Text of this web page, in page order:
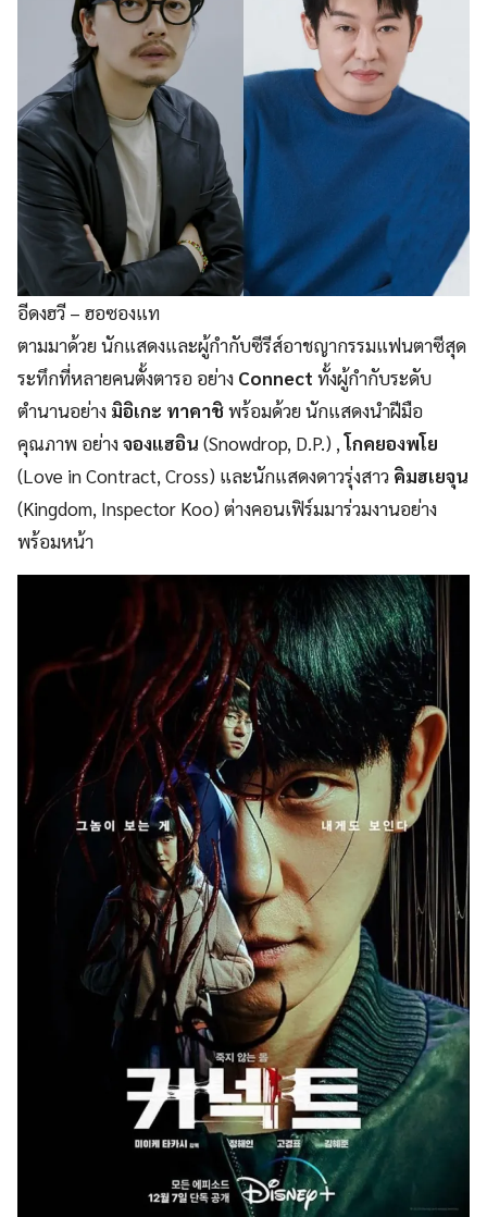
อีดงฮวี – ฮอซองแท
ตามมาด้วย นักแสดงและผู้กำกับซีรีส์อาชญากรรมแฟนตาซีสุด
ระทึกที่หลายคนตั้งตารอ อย่าง Connect ทั้งผู้กำกับระดับ
ตำนานอย่าง มิอิเกะ ทาคาชิพร้อมด้วย นักแสดงนำฝีมือ
คุณภาพ อย่างจองแฮอิน (Snowdrop, D.P.) ,โกคยองพโย
(Love in Contract, Cross) และนักแสดงดาวรุ่งสาว คิมฮเยจุน
(Kingdom, Inspector Koo) ต่างคอนเฟิร์มมาร่วมงานอย่าง
พร้อมหน้า